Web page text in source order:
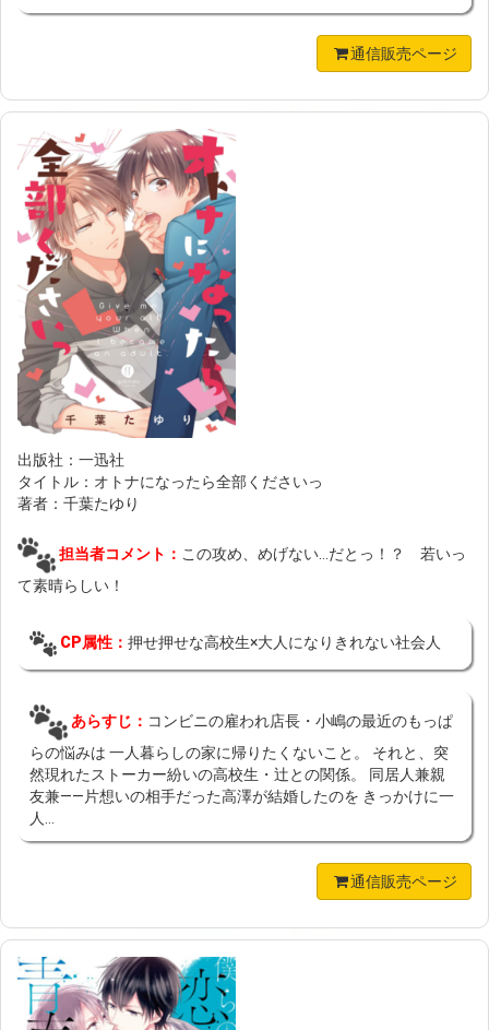
通信販売ページ
出版社：一迅社
タイトル：オトナになったら全部くださいっ
著者：千葉たゆり
担当者コメント： この攻め、めげない…だとっ！？ 若いっ
て素晴らしい！
CP属性： 押せ押せな高校生×大人になりきれない社会人
あらすじ： コンビニの雇われ店長・小嶋の最近のもっぱ
らの悩みは 一人暮らしの家に帰りたくないこと。 それと、突
然現れたストーカー紛いの高校生・辻との関係。 同居人兼親
友兼——片想いの相手だった高澤が結婚したのを きっかけに一
人...
通信販売ページ